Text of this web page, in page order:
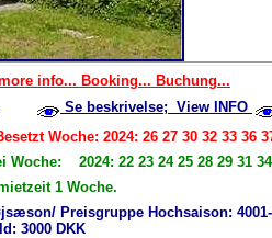
info... Booking... Buchung...
Se beskrivelse; View INFO
Woche: 2024: 26 27 30 32 33 36
Woche: 2024: 22 23 24 25 28 29 31
1 Woche.
Preisgruppe Hochsaison: 4001-
3000 DKK